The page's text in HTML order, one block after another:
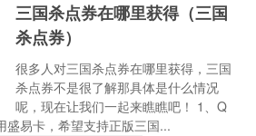
三国杀点券在哪里获得（三国
杀点券）
很多人对三国杀点券在哪里获得，三国
杀点券不是很了解那具体是什么情况
呢，现在让我们一起来瞧瞧吧！ 1、Q
盛易卡，希望支持正版三国...